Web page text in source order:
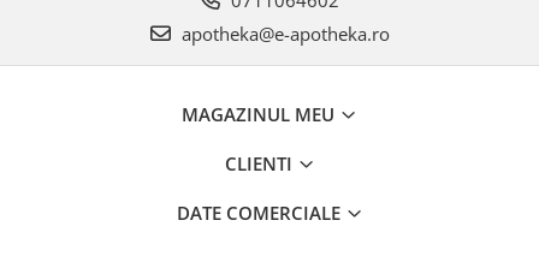
apotheka@e-apotheka.ro
MAGAZINUL MEU
CLIENTI
DATE COMERCIALE